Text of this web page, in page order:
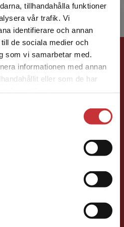
tillhandahålla funktioner
vår trafik. Vi
identifierare och annan
de sociala medier och
som vi samarbetar med.
informationen med annan
eller som de har
besöker
en enhet utanför Sverige.
utanför Sverige. För
måste